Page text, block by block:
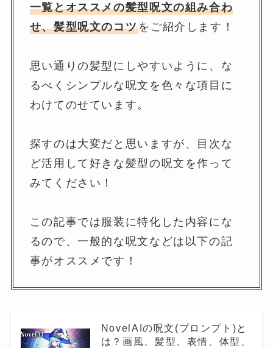
一覧とオススメの髪型呪文の組み合わ
せ、髪型呪文のコツをご紹介します！
思い通りの髪型にしやすいように、な
るべくシンプルな呪文を色々な項目に
わけてのせています。
探すのは大変だと思いますが、目次な
ど活用して好きな髪型の呪文を作って
みてください！
この記事では服装に特化した内容にな
るので、一般的な呪文などは以下の記
事がオススメです！
NovelAIの呪文(プロンプト)と
は？画風、髪型、表情、体型、